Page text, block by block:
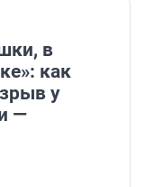
в
как
у
—